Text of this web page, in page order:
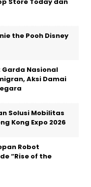
the Pooh Disney
Garda Nasional
Aksi Damai
Solusi Mobilitas
Kong Expo 2026
Robot
“Rise of the